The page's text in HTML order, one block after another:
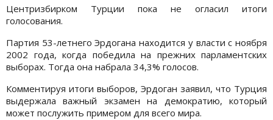
Центризбирком Турции пока не огласил итоги
голосования.
Партия 53-летнего Эрдогана находится у власти с ноября
2002 года, когда победила на прежних парламентских
выборах. Тогда она набрала 34,3% голосов.
Комментируя итоги выборов, Эрдоган заявил, что Турция
выдержала важный экзамен на демократию, который
может послужить примером для всего мира.